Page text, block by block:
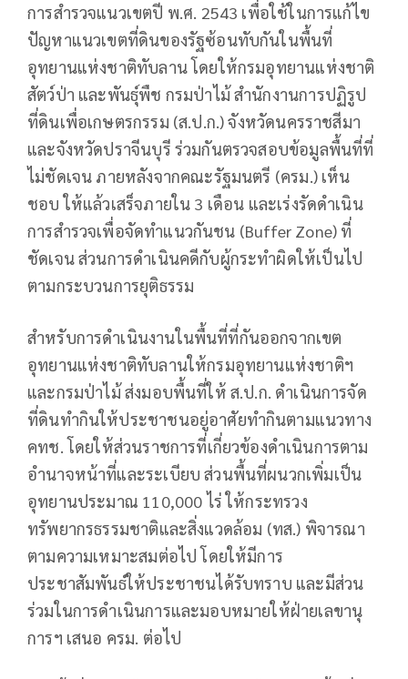
การสำรวจแนวเขตปี พ.ศ. 2543 เพื่อใช้ในการแก้ไข
ปัญหาแนวเขตที่ดินของรัฐซ้อนทับกันในพื้นที่
อุทยานแห่งชาติทับลาน โดยให้กรมอุทยานแห่งชาติ
สัตว์ป่า และพันธุ์พืช กรมป่าไม้ สำนักงานการปฏิรูป
ที่ดินเพื่อเกษตรกรรม (ส.ป.ก.) จังหวัดนครราชสีมา
และจังหวัดปราจีนบุรี ร่วมกันตรวจสอบข้อมูลพื้นที่ที่
ไม่ชัดเจน ภายหลังจากคณะรัฐมนตรี (ครม.) เห็น
ชอบ ให้แล้วเสร็จภายใน 3 เดือน และเร่งรัดดำเนิน
การสำรวจเพื่อจัดทำแนวกันชน (Buffer Zone) ที่
ชัดเจน ส่วนการดำเนินคดีกับผู้กระทำผิดให้เป็นไป
ตามกระบวนการยุติธรรม
สำหรับการดำเนินงานในพื้นที่ที่กันออกจากเขต
อุทยานแห่งชาติทับลานให้กรมอุทยานแห่งชาติฯ
และกรมป่าไม้ ส่งมอบพื้นที่ให้ ส.ป.ก. ดำเนินการจัด
ที่ดินทำกินให้ประชาชนอยู่อาศัยทำกินตามแนวทาง
คทช. โดยให้ส่วนราชการที่เกี่ยวข้องดำเนินการตาม
อำนาจหน้าที่และระเบียบ ส่วนพื้นที่ผนวกเพิ่มเป็น
อุทยานประมาณ 110,000 ไร่ ให้กระทรวง
ทรัพยากรธรรมชาติและสิ่งแวดล้อม (ทส.) พิจารณา
ตามความเหมาะสมต่อไป โดยให้มีการ
ประชาสัมพันธ์ให้ประชาชนได้รับทราบ และมีส่วน
ร่วมในการดำเนินการและมอบหมายให้ฝ่ายเลขานุ
การฯ เสนอ ครม. ต่อไป